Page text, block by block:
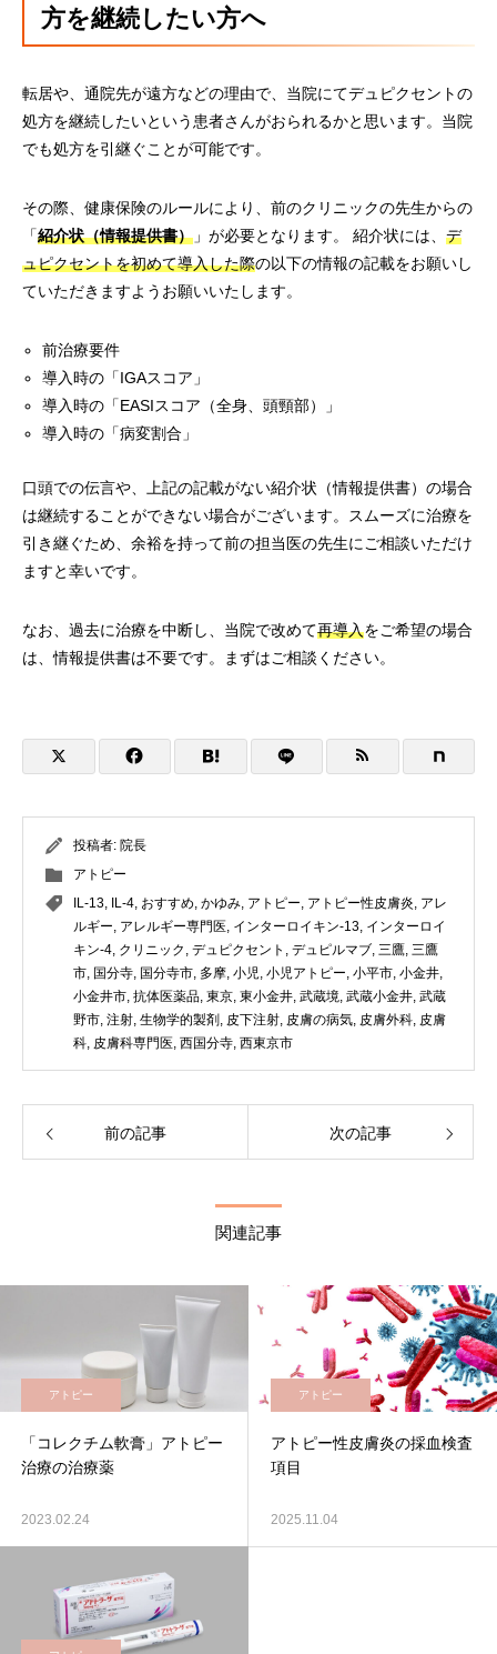
方を継続したい方へ
転居や、通院先が遠方などの理由で、当院にてデュピクセントの
処方を継続したいという患者さんがおられるかと思います。当院
でも処方を引継ぐことが可能です。
その際、健康保険のルールにより、前のクリニックの先生からの
「紹介状（情報提供書） 」が必要となります。 紹介状には、 デ
ュピクセントを初めて導入した際の以下の情報の記載をお願いし
ていただきますようお願いいたします。
前治療要件
導入時の「IGAスコア」
導入時の「EASIスコア（全身、頭頸部）」
導入時の「病変割合」
口頭での伝言や、上記の記載がない紹介状（情報提供書）の場合
は継続することができない場合がございます。スムーズに治療を
引き継ぐため、余裕を持って前の担当医の先生にご相談いただけ
ますと幸いです。
なお、過去に治療を中断し、当院で改めて再導入をご希望の場合
は、情報提供書は不要です。まずはご相談ください。
投稿者: 院長
アトピー
IL-13, IL-4, おすすめ, かゆみ, アトピー, アトピー性皮膚炎, アレ
ルギー, アレルギー専門医, インターロイキン-13, インターロイ
キン-4, クリニック , デュピクセント , デュピルマブ, 三鷹, 三鷹
市, 国分寺, 国分寺市, 多摩, 小児, 小児アトピー, 小平市, 小金井,
小金井市, 抗体医薬品, 東京, 東小金井, 武蔵境, 武蔵小金井, 武蔵
野市, 注射, 生物学的製剤 , 皮下注射, 皮膚の病気, 皮膚外科, 皮膚
科, 皮膚科専門医, 西国分寺, 西東京市
前の記事 次の記事
関連記事
アトピー
「コレクチム軟膏」アトピー
治療の治療薬
2023.02.24
アトピー
アトピー性皮膚炎の採血検査
項目
2025.11.04